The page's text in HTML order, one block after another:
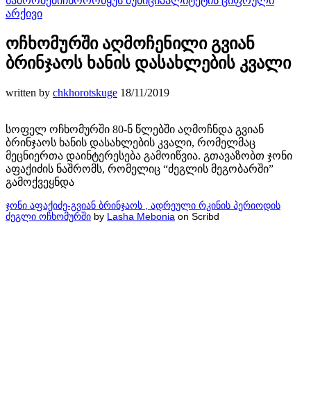
არქივი
ოჩხომურში აღმოჩენილი გვიან
ბრინჯაოს ხანის დასახლების კვალი
written by chkhorotskuge 18/11/2019
სოფელ ოჩხომურში 80-ნ წლებში აღმოჩნდა გვიან
ბრინჯაოს ხანის დასახლების კვალი, რომელმაც
მეცნიერთა დაინტერესება გამოიწვია. გთავაზობთ ჯონი
აფაქიძის ნაშრომს, რომელიც “ძეგლის მეგობარში”
გამოქვეყნდა
ჯონი აფაქიძე-გვიან ბრინჯაოს , ადრეული რკინის პერიოდის
ძეგლი ოჩხომურში by Lasha Mebonia on Scribd